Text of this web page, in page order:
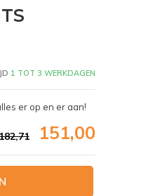
1 TOT 3 WERKDAGEN
er op en er aan!
151,00